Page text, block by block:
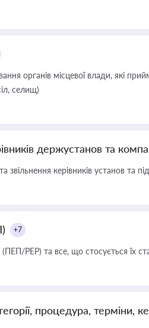
органів місцевої влади, які
селищ)
держустанов та
звільнення керівників установ та
+7
PEP) та все, що стосується їх
процедура, терміни,